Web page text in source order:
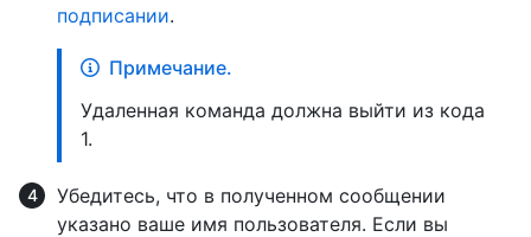
подписании.
Примечание.
Удаленная команда должна выйти из кода
1.
Убедитесь, что в полученном сообщении
указано ваше имя пользователя. Если вы